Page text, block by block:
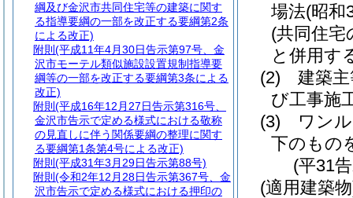
場法(昭和
(共同住宅
と併用す
(2)
建築
び工事施
(3)
ワン
下のもの
(平31
(適用建築
綱及び金沢市共同住宅等の建築に関す
る指導要綱の一部を改正する要綱第2条
による改正)
附則 (平成11年4月30日告示第97号、金
沢市モーテル類似施設設置規制指導要
綱等の一部を改正する要綱第3条による
改正)
附則 (平成16年12月27日告示第316号、
金沢市告示で定める様式における敬称
の見直しに伴う関係要綱の整理に関す
る要綱第1条第4号による改正)
附則 (平成31年3月29日告示第88号)
附則 (令和2年12月28日告示第367号、金
沢市告示で定める様式における押印の